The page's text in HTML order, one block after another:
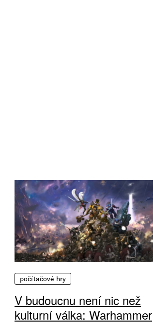
počítačové hry
V budoucnu není nic než
kulturní válka: Warhammer